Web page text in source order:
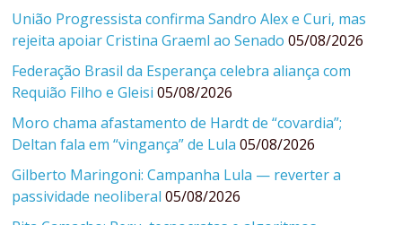
União Progressista confirma Sandro Alex e Curi, mas
rejeita apoiar Cristina Graeml ao Senado 05/08/2026
Federação Brasil da Esperança celebra aliança com
Requião Filho e Gleisi 05/08/2026
Moro chama afastamento de Hardt de “covardia”;
Deltan fala em “vingança” de Lula 05/08/2026
Gilberto Maringoni: Campanha Lula — reverter a
passividade neoliberal 05/08/2026